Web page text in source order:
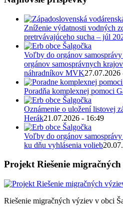
Zníženie výdatnosti vodných
pretrvávajúceho sucha – júl
Voľby do orgánov
orgánov samosprávnych
náhradníkov MVK27.07.2026
Poradňa komplexnej pomoci
Oznámenie o uložení listovej
Herák21.07.2026 - 16:49
Voľby do orgánov
ku dňu vyhlásenia volieb
Projekt Riešenie
Riešenie migračných výziev v obci